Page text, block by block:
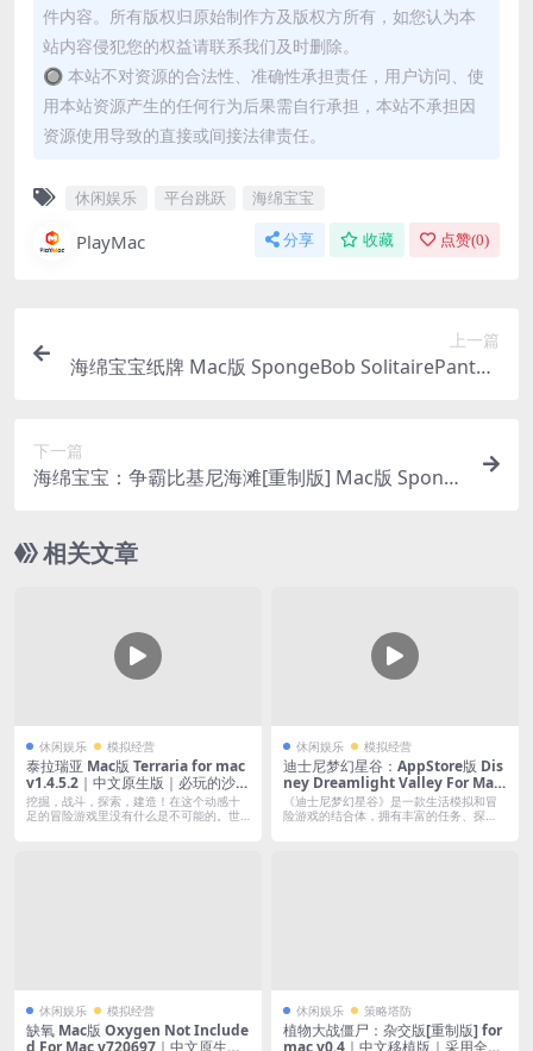
件内容。所有版权归原始制作方及版权方所有，如您认为本
站内容侵犯您的权益请联系我们及时删除。
🔘 本站不对资源的合法性、准确性承担责任，用户访问、使
用本站资源产生的任何行为后果需自行承担，本站不承担因
资源使用导致的直接或间接法律责任。
休闲娱乐 平台跳跃 海绵宝宝
PlayMac 分享 收藏 点赞(0)
上一篇
海绵宝宝纸牌 Mac版 SpongeBob SolitairePants F
下一篇
海绵宝宝：争霸比基尼海滩[重制版] Mac版 Spong
hydrated For Mac v611616｜中文移植版
相关文章
休闲娱乐 模拟经营
泰拉瑞亚 Mac版 Terraria for mac
v1.4.5.2｜中文原生版｜必玩的沙盒
模拟建造神作！
挖掘，战斗，探索，建造！在这个动感十
足的冒险游戏里没有什么是不可能的。世
休闲娱乐 模拟经营
迪士尼梦幻星谷：AppStore版 Dis
ney Dreamlight Valley For Mac
v1.24.1｜中文原生版｜含全DLC｜
仅支持M芯片
《迪士尼梦幻星谷》是一款生活模拟和冒
险游戏的结合体，拥有丰富的任务、探
休闲娱乐 模拟经营
缺氧 Mac版 Oxygen Not Include
d For Mac v720697｜中文原生版
休闲娱乐 策略塔防
植物大战僵尸：杂交版[重制版] for
mac v0.4｜中文移植版｜采用全新